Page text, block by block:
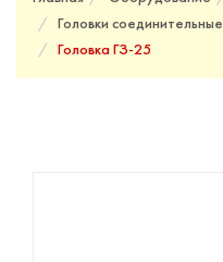
Головки соединительные
Головка ГЗ-25